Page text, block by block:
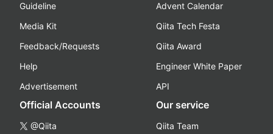
Guideline
Media Kit
Feedback/Requests
Help
Advertisement
Advent Calendar
Qiita Tech Festa
Qiita Award
Engineer White Paper
API
Official Accounts
@Qiita
Our service
Qiita Team